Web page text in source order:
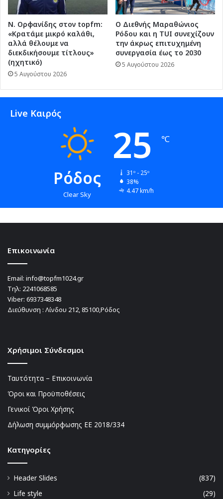
Ν. Ορφανίδης στον topfm:
«Κρατάμε μικρό καλάθι,
αλλά θέλουμε να
διεκδικήσουμε τίτλους»
(ηχητικό)
5 Αυγούστου 2026
Ο Διεθνής Μαραθώνιος
Ρόδου και η TUI συνεχίζουν
την άκρως επιτυχημένη
συνεργασία έως το 2030
5 Αυγούστου 2026
Live Καιρός
Ρόδος
Clear Sky
25 ℃
31º - 25º
38%
4.47 km/h
Επικοινωνία
Email: info@topfm1024.gr
Τηλ: 2241068585
Viber: 6937348348
Διεύθυνση : Λίνδου 212, 85100,Ρόδος
Χρήσιμοι Σύνδεσμοι
Ταυτότητα – Επικοινωνία
Όροι και Προϋποθέσεις
Γενικοί Όροι Χρήσης
Δήλωση συμμόρφωσης ΕΕ 2018/334
Kατηγορίες
Header Slides
(837)
Life style
(29)